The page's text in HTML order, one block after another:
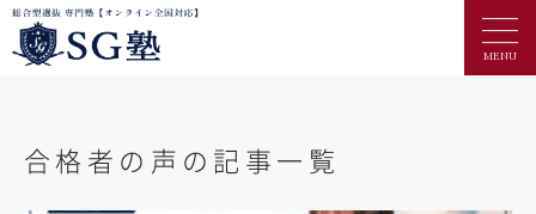
MENU
合格者の声の記事一覧